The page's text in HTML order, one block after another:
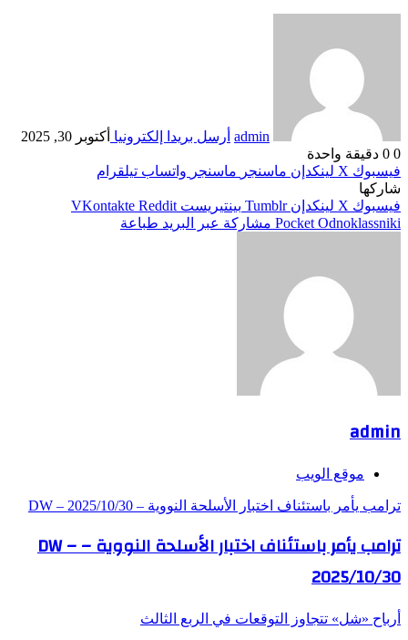
admin أرسل بريدا إلكترونيا أكتوبر 30, 2025
0
دقيقة واحدة
فيسبوك ‫X لينكدإن ماسنجر ماسنجر واتساب تيلقرام
شاركها
فيسبوك ‫X لينكدإن بينتيريست
Odnoklassniki
‫Pocket مشاركة عبر البريد طباعة
admin
موقع الويب
ترامب يأمر باستئناف اختبار الأسلحة النووية – DW – 2025/10/30
ترامب يأمر باستئناف اختبار الأسلحة النووية – DW –
2025/10/30
أرباح «شل» تتجاوز التوقعات في الربع الثالث